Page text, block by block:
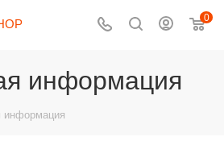
0
информация
информация